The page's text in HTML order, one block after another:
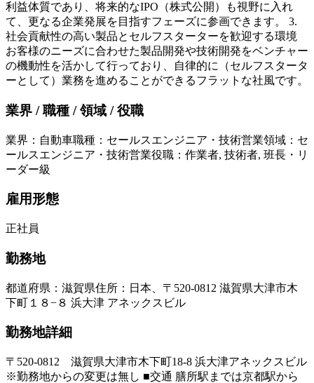
利益体質であり、将来的なIPO（株式公開）も視野に入れ
て、更なる企業発展を目指すフェーズに参画できます。 3.
社会貢献性の高い製品とセルフスターターを歓迎する環境
お客様のニーズに合わせた製品開発や技術開発をベンチャー
の機動性を活かして行っており、自律的に（セルフスタータ
ーとして）業務を進めることができるフラットな社風です。
業界 / 職種 / 領域 / 役職
業界 ： 自動車職種 ： セールスエンジニア・技術営業領域 ： セ
ールスエンジニア・技術営業役職 ： 作業者, 技術者, 班長・リ
ーダー級
雇用形態
正社員
勤務地
都道府県 ： 滋賀県住所 ： 日本、〒520-0812 滋賀県大津市木
下町１８−８ 浜大津 アネックスビル
勤務地詳細
〒520-0812 滋賀県大津市木下町18-8 浜大津アネックスビル
※勤務地からの変更は無し ■交通 膳所駅までは京都駅から